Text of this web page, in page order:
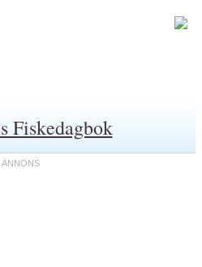
Fiskedagbok